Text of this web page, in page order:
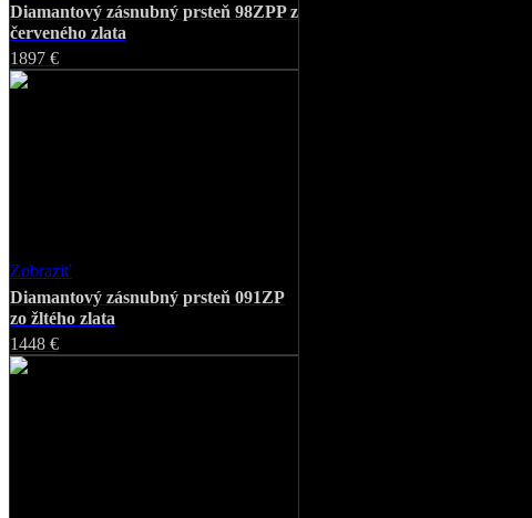
Diamantový zásnubný prsteň 98ZPP z
červeného zlata
1897 €
Zobraziť
Diamantový zásnubný prsteň 091ZP
zo žltého zlata
1448 €